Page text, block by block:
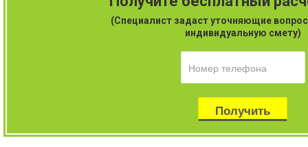
(Специалист задаст уточняющие
индивидуальную смету)